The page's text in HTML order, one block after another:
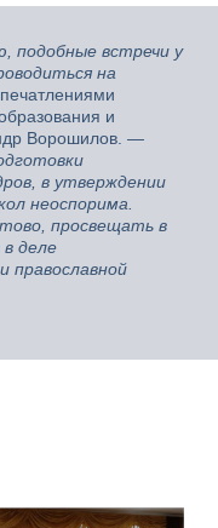
подобные встречи у
на
и
Ворошилов. —
в утверждении
неоспорима.
просвещать в
деле
православной